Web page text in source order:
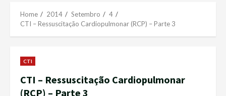
Home 2014 Setembro
4
CTI – Ressuscitação Cardiopulmonar (RCP) – Parte 3
CTI
CTI – Ressuscitação Cardiopulmonar
(RCP) – Parte 3